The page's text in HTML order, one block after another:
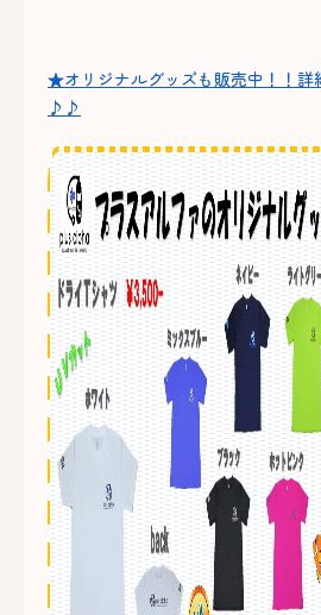
★オリジナルグッズも販売中！！詳
♪♪